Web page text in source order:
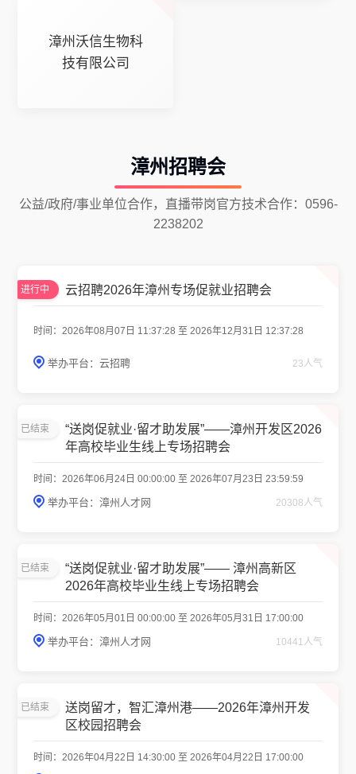
漳州沃信生物科
技有限公司
漳州招聘会
公益/政府/事业单位合作，直播带岗官方技术合作：0596-
2238202
进行中 云招聘2026年漳州专场促就业招聘会
时间：2026年08月07日 11:37:28 至 2026年12月31日 12:37:28
举办平台：云招聘 23人气
已结束
“送岗促就业·留才助发展”——漳州开发区2026
年高校毕业生线上专场招聘会
时间：2026年06月24日 00:00:00 至 2026年07月23日 23:59:59
举办平台：漳州人才网 20308人气
已结束
“送岗促就业·留才助发展”—— 漳州高新区
2026年高校毕业生线上专场招聘会
时间：2026年05月01日 00:00:00 至 2026年05月31日 17:00:00
举办平台：漳州人才网 10441人气
已结束
送岗留才，智汇漳州港——2026年漳州开发
区校园招聘会
时间：2026年04月22日 14:30:00 至 2026年04月22日 17:00:00